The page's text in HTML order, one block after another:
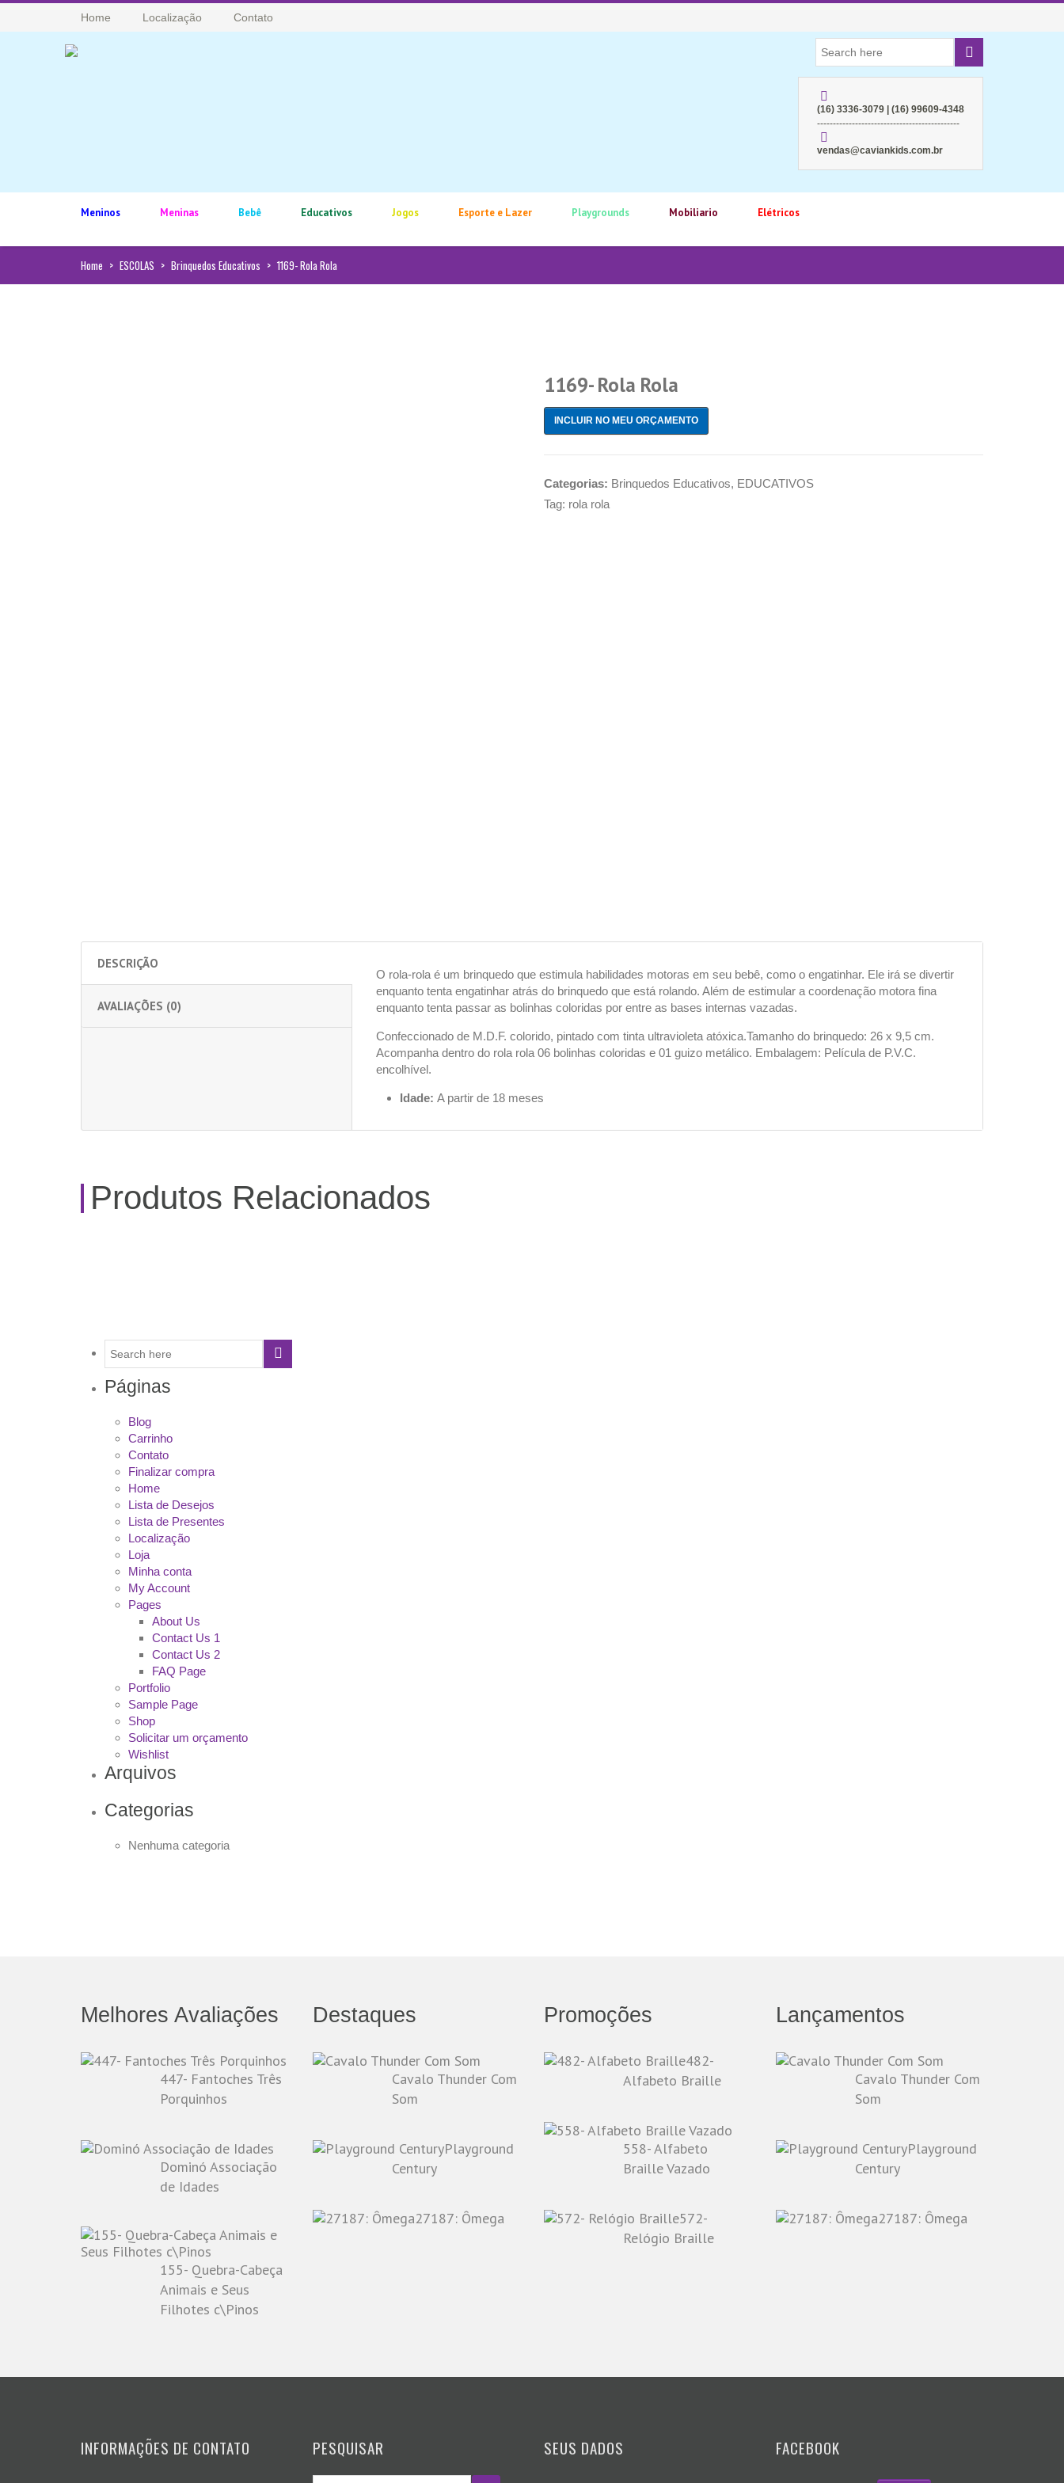
Home Localização Contato
(16) 3336-3079 | (16) 99609-4348
---------------------------------------------
vendas@caviankids.com.br
Meninos Meninas Bebê Educativos Jogos Esporte e Lazer Playgrounds Mobiliario Elétricos
Home > ESCOLAS > Brinquedos Educativos > 1169- Rola Rola
1169- Rola Rola
INCLUIR NO MEU ORÇAMENTO
Categorias: Brinquedos Educativos, EDUCATIVOS
Tag: rola rola
DESCRIÇÃO
AVALIAÇÕES (0)
O rola-rola é um brinquedo que estimula habilidades motoras em seu bebê, como o engatinhar. Ele irá se divertir
enquanto tenta engatinhar atrás do brinquedo que está rolando. Além de estimular a coordenação motora fina
enquanto tenta passar as bolinhas coloridas por entre as bases internas vazadas.
Confeccionado de M.D.F. colorido, pintado com tinta ultravioleta atóxica.Tamanho do brinquedo: 26 x 9,5 cm.
Acompanha dentro do rola rola 06 bolinhas coloridas e 01 guizo metálico. Embalagem: Película de P.V.C.
encolhível.
Idade:A partir de 18 meses
Produtos Relacionados
Páginas
Blog
Carrinho
Contato
Finalizar compra
Home
Lista de Desejos
Lista de Presentes
Localização
Loja
Minha conta
My Account
Pages
About Us
Contact Us 1
Contact Us 2
FAQ Page
Portfolio
Sample Page
Shop
Solicitar um orçamento
Wishlist
Arquivos
Categorias
Nenhuma categoria
Melhores Avaliações
447- Fantoches Três
Porquinhos
Dominó Associação
de Idades
155- Quebra-Cabeça
Animais e Seus
Filhotes c\Pinos
Destaques
Cavalo Thunder Com
Som
Playground
Century
27187: Ômega
Promoções
482-
Alfabeto Braille
558- Alfabeto
Braille Vazado
572-
Relógio Braille
Lançamentos
Cavalo Thunder Com
Som
Playground
Century
27187: Ômega
INFORMAÇÕES DE CONTATO PESQUISAR SEUS DADOS FACEBOOK